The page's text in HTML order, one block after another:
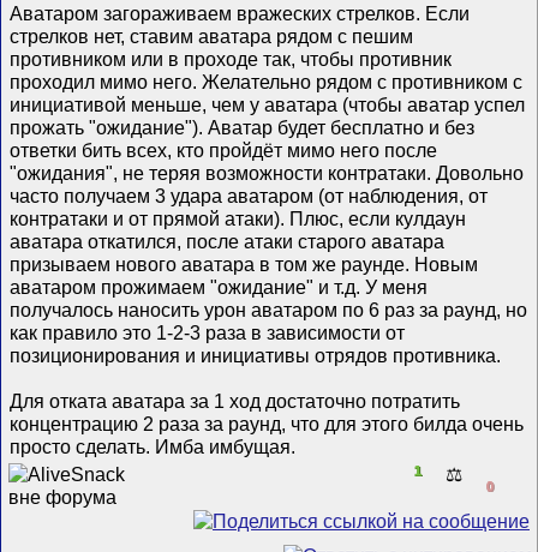
Аватаром загораживаем вражеских стрелков. Если
стрелков нет, ставим аватара рядом с пешим
противником или в проходе так, чтобы противник
проходил мимо него. Желательно рядом с противником с
инициативой меньше, чем у аватара (чтобы аватар успел
прожать "ожидание"). Аватар будет бесплатно и без
ответки бить всех, кто пройдёт мимо него после
"ожидания", не теряя возможности контратаки. Довольно
часто получаем 3 удара аватаром (от наблюдения, от
контратаки и от прямой атаки). Плюс, если кулдаун
аватара откатился, после атаки старого аватара
призываем нового аватара в том же раунде. Новым
аватаром прожимаем "ожидание" и т.д. У меня
получалось наносить урон аватаром по 6 раз за раунд, но
как правило это 1-2-3 раза в зависимости от
позиционирования и инициативы отрядов противника.
Для отката аватара за 1 ход достаточно потратить
концентрацию 2 раза за раунд, что для этого билда очень
просто сделать. Имба имбущая.
1 ⚖️
0